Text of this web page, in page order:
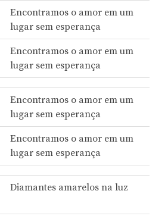
Encontramos o amor em um
lugar sem esperança
Encontramos o amor em um
lugar sem esperança
Encontramos o amor em um
lugar sem esperança
Encontramos o amor em um
lugar sem esperança
Diamantes amarelos na luz